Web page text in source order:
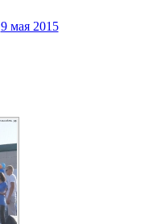
9 мая 2015